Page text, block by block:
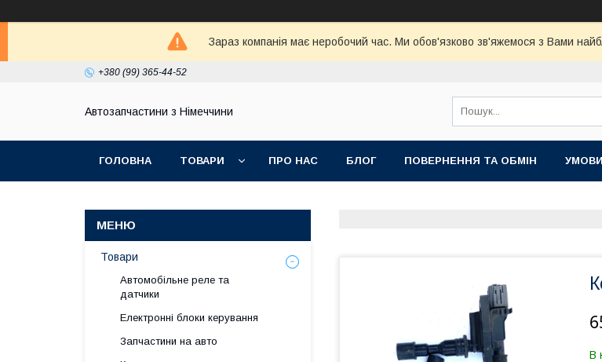
Зараз компанія має неробочий час. Ми обов'язково зв'яжемося з Вами
+380 (99) 365-44-52
Автозапчастини з Німеччини
ГОЛОВНА ТОВАРИ ПРО НАС БЛОГ ПОВЕРНЕННЯ ТА ОБМІН
В
Товари
Автомобільне реле та
датчики
Електронні блоки керування
Запчастини на авто